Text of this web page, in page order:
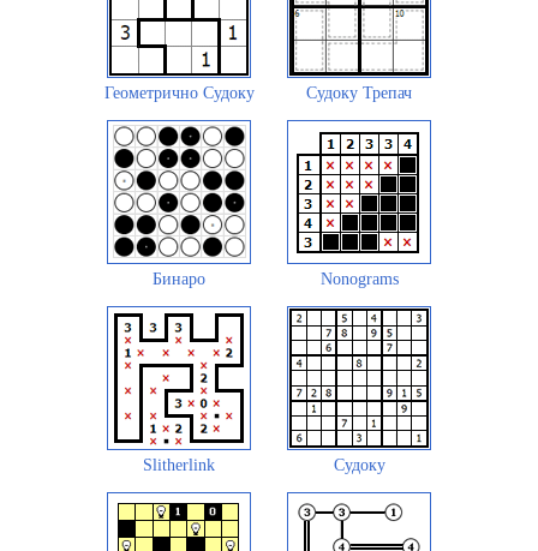
Геометрично Судоку Судоку Трепач
Бинаро Nonograms
Slitherlink Судоку